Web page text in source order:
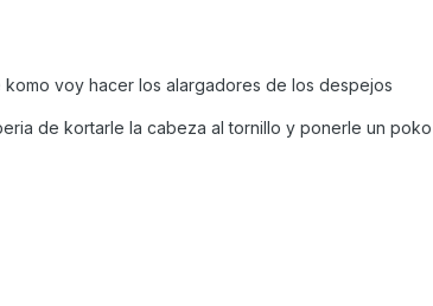
voy hacer los alargadores de los despejos
de kortarle la cabeza al tornillo y ponerle un